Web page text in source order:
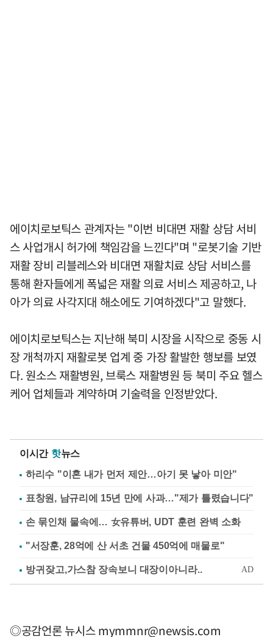
에이치로보틱스 관계자는 "이번 비대면 재활 상담 서비
스 사업개시 허가에 책임감을 느낀다"며 "로봇기술 기반
재활 장비 리블레스와 비대면 재활치료 상담 서비스를
통해 환자들에게 폭넓은 재활 의료 서비스 제공하고, 나
아가 의료 사각지대 해소에도 기여하겠다"고 말했다.
에이치로보틱스는 지난해 북미 시장을 시작으로 중동 시
장 개척까지 재활로봇 업계 중 가장 활발한 행보를 보였
다. 원소스 재활병원, 브룩스 재활병원 등 북미 주요 헬스
케어 업체들과 계약하며 기술력을 인정받았다.
이시간 핫뉴스
하리수 "이혼 내가 먼저 제안…아기 못 낳아 미안"
표창원, 남규리에 15년 만에 사과…"제가 틀렸습니다"
손 묶인채 물속에… 女유튜버, UDT 훈련 완벽 소화
"서장훈, 28억에 산 서초 건물 450억에 매물로"
◎공감언론 뉴시스mymmnr@newsis.com